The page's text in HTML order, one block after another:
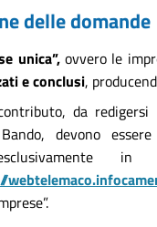
delle domande
unica”,ovvero le
e conclusi,
da redigersi
devono